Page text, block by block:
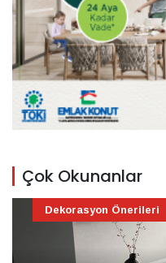
Çok Okunanlar
Dekorasyon Önerileri